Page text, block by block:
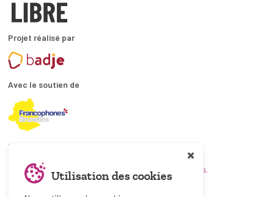
Projet réalisé par
Avec le soutien de
En collaboration avec
et les coordinations ATL bruxelloises.
Utilisation des cookies